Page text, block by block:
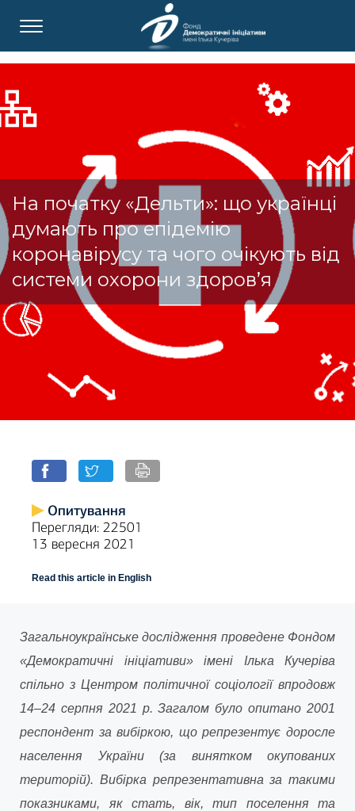
На початку «Дельти»: що українці
думають про епідемію
коронавірусу та чого очікують від
системи охорони здоров’я
Опитування
Перегляди: 22501
13 вересня 2021
Read this article in English
Загальноукраїнське дослідження проведене Фондом
«Демократичні ініціативи» імені Ілька Кучеріва
спільно з Центром політичної соціології впродовж
14–24 серпня 2021 р. Загалом було опитано 2001
респондент за вибіркою, що репрезентує доросле
населення України (за винятком окупованих
територій). Вибірка репрезентативна за такими
показниками, як стать, вік, тип поселення та